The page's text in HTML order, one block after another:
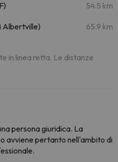
54.5 km
Albertville) 65.9 km
in linea retta. Le distanze
persona giuridica. La
avviene pertanto nell'ambito di